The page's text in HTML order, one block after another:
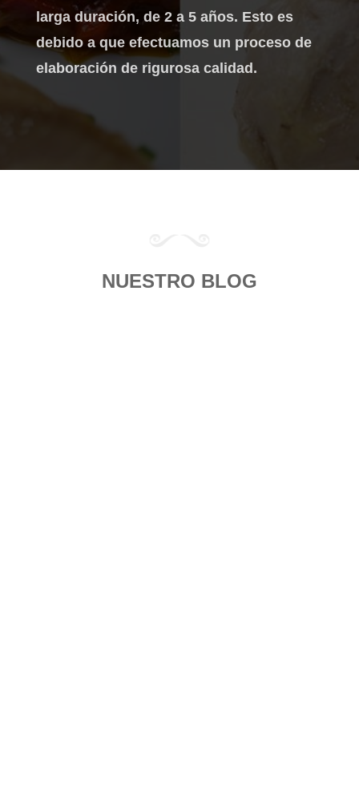
larga duración, de 2 a 5 años. Esto es
debido a que efectuamos un proceso de
elaboración de rigurosa calidad.
NUESTRO BLOG